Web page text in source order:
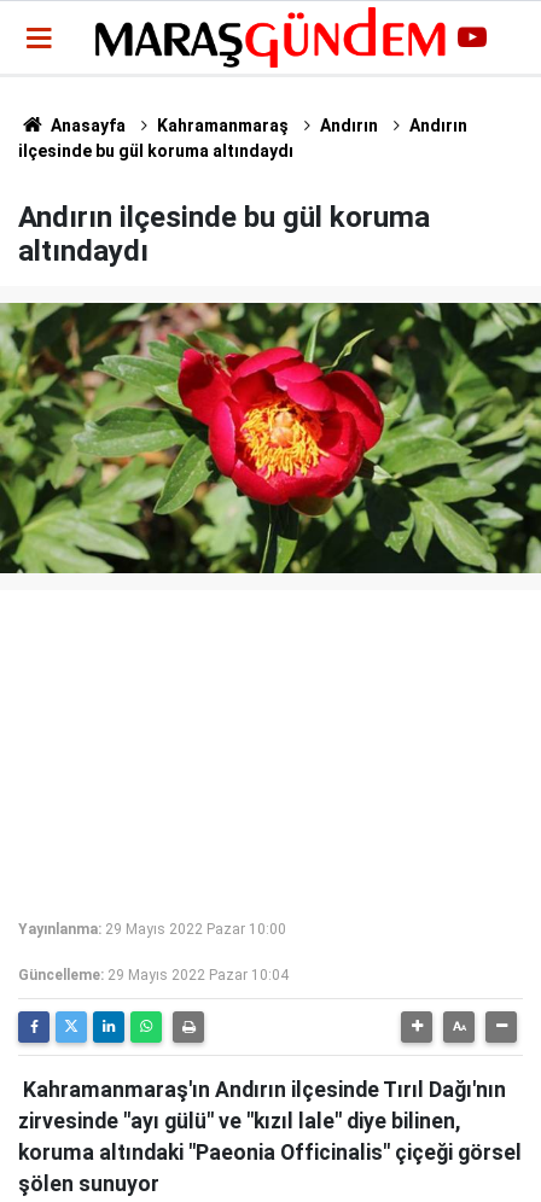
Anasayfa Kahramanmaraş Andırın
Andırın
ilçesinde bu gül koruma altındaydı
Andırın ilçesinde bu gül koruma
altındaydı
Yayınlanma: 29 Mayıs 2022 Pazar 10:00
Güncelleme: 29 Mayıs 2022 Pazar 10:04
Kahramanmaraş'ın Andırın ilçesinde Tırıl Dağı'nın
zirvesinde "ayı gülü" ve "kızıl lale" diye bilinen,
koruma altındaki "Paeonia Officinalis" çiçeği görsel
şölen sunuyor